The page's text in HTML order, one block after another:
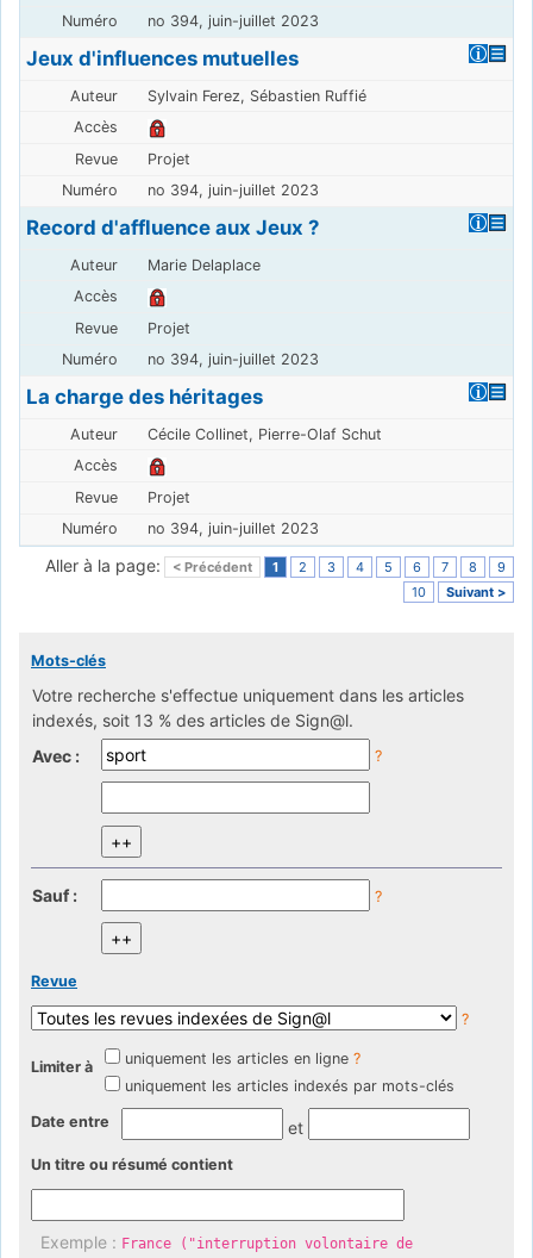
no 394, juin-juillet 2023
Jeux d'influences mutuelles
Sylvain Ferez, Sébastien Ruffié
Projet
no 394, juin-juillet 2023
Record d'affluence aux Jeux ?
Marie Delaplace
Projet
no 394, juin-juillet 2023
La charge des héritages
Cécile Collinet, Pierre-Olaf Schut
Projet
no 394, juin-juillet 2023
Aller à la page: < Précédent 1 2 3 4 5 6 7 8
9
10
Suivant >
Mots-clés
Votre recherche s'effectue uniquement dans les articles
indexés, soit 13 % des articles de Sign@l.
Avec :
?
Sauf : ?
Revue
?
Limiter à uniquement les articles en ligne ?
uniquement les articles indexés par mots-clés
Date entre et
Un titre ou résumé contient
Exemple : France ("interruption volontaire de